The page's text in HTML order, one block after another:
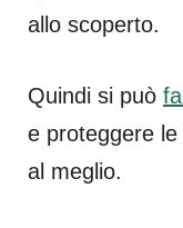
allo scoperto.
Quindi si può
e proteggere
al meglio.